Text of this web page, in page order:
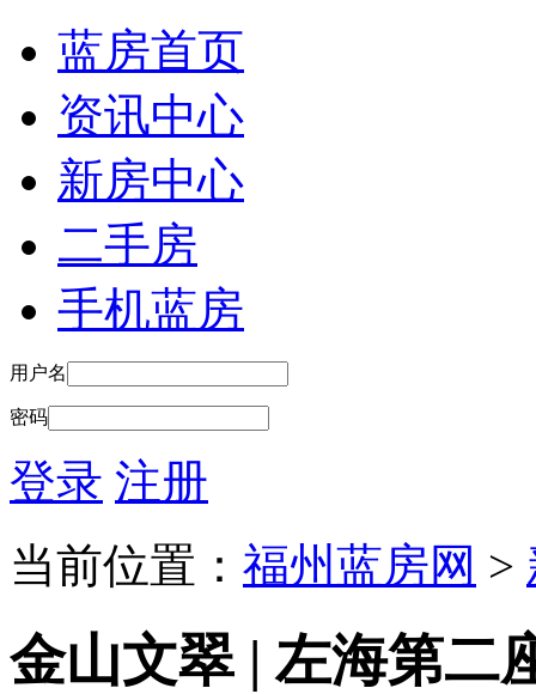
蓝房首页
资讯中心
新房中心
二手房
手机蓝房
用户名
密码
登录 注册
当前位置： 福州蓝房网 >
金山文翠 | 左海第二